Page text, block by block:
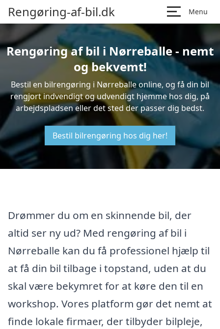
Rengøring-af-bil.dk Menu
Rengøring af bil i Nørreballe - nemt
og bekvemt!
Bestil en bilrengøring i Nørreballe online, og få din bil
rengjort indvendigt og udvendigt hjemme hos dig, på
arbejdspladsen eller det sted der passer dig bedst.
Bestil bilrengøring hos dig her!
Drømmer du om en skinnende bil, der
altid ser ny ud? Med rengøring af bil i
Nørreballe kan du få professionel hjælp til
at få din bil tilbage i topstand, uden at du
skal være bekymret for at køre den til en
workshop. Vores platform gør det nemt at
finde lokale firmaer, der tilbyder bilpleje,